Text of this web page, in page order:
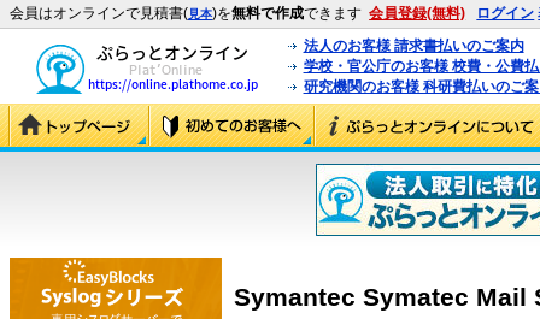
会員はオンラインで見積書(見本)を無料で作成できます 会員登録(無料) ログイン
法人のお客様 請求書払いのご案内
学校・官公庁のお客様 校費・公費
研究機関のお客様 科研費払いのご
Symantec Symatec Mail